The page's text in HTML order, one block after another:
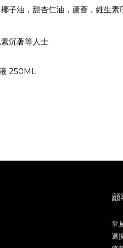
椰子油，甜杏仁油，蘆薈，維生
沉著等人士
250ML
顧
常
退